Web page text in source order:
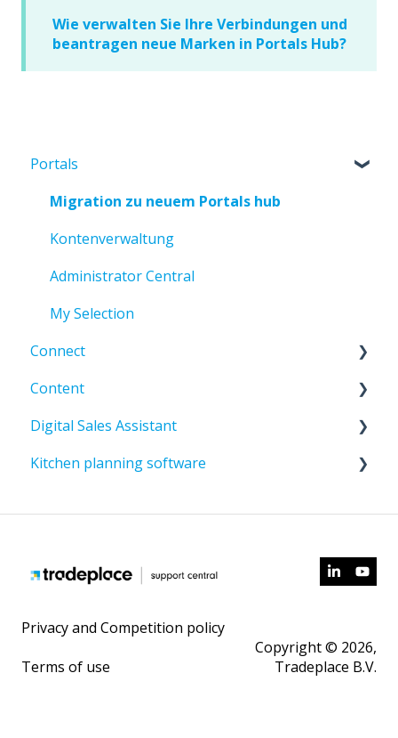
Wie verwalten Sie Ihre Verbindungen und
beantragen neue Marken in Portals Hub?
Portals
Migration zu neuem Portals hub
Kontenverwaltung
Administrator Central
My Selection
Connect
Business Fehlercodes - Typ "E"
Entwickler
TMH2 - Häufig gestellte Fragen
Content
General
TradePI Standard
Content AI
Digital Sales Assistant
Kontenverwaltung
Kitchen planning software
Privacy and Competition policy
Terms of use
Copyright © 2026,
Tradeplace B.V.